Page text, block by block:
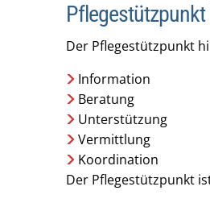
Der Pflegestützpunkt
Information
Beratung
Unterstützung
Vermittlung
Koordination
Der Pflegestützpunkt